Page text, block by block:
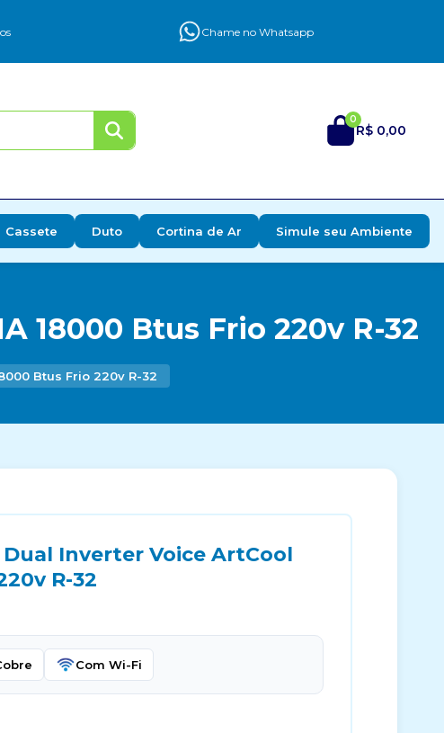
Chame no Whatsapp
0
R$ 0,00
Cassete Duto Cortina de Ar Simule seu Ambiente
18000 Btus Frio 220v R-32
Btus Frio 220v R-32
Inverter Voice ArtCool
R-32
Com Wi-Fi